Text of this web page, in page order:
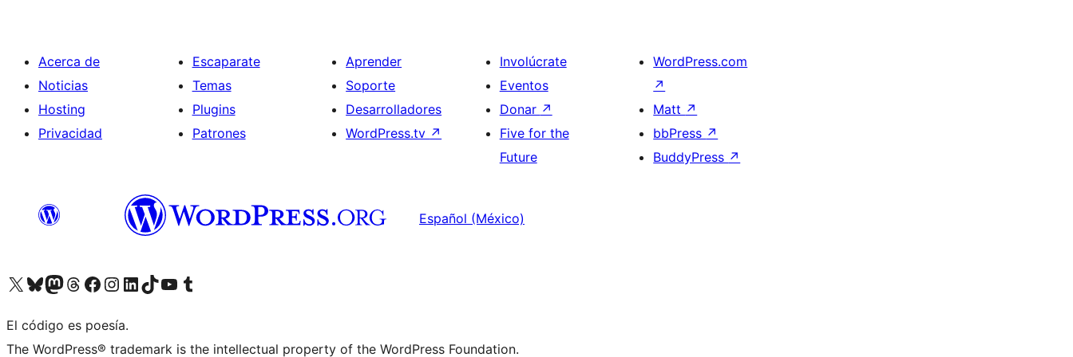
Acerca de
Noticias
Hosting
Privacidad
Escaparate
Temas
Plugins
Patrones
Aprender
Soporte
Desarrolladores
WordPress.tv ↗
Involúcrate
Eventos
Donar ↗
Five for the
Future
WordPress.com
↗
Matt ↗
bbPress ↗
BuddyPress ↗
Español (México)
Visita nuestra cuenta de X (anteriormente Twitter)
Visita nuestra cuenta de Bluesky
Visita nuestra cuenta de Mastodon
Visita nuestra cuenta de Threads
Visita nuestra página de Facebook
Visita nuestra cuenta de Instagram
Visita nuestra cuenta de LinkedIn
Visita nuestra cuenta de TikTok
Visita nuestro canal de YouTube
Visita nuestra cuenta de Tumblr
El código es poesía.
The WordPress® trademark is the intellectual property of the WordPress Foundation.